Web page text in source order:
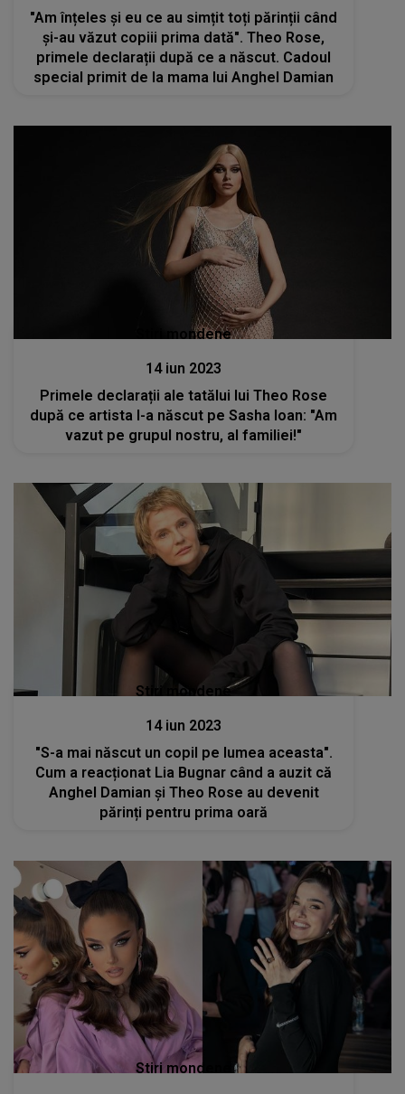
"Am înțeles și eu ce au simțit toți părinții când
și-au văzut copiii prima dată". Theo Rose,
primele declarații după ce a născut. Cadoul
special primit de la mama lui Anghel Damian
Stiri mondene
14 iun 2023
Primele declarații ale tatălui lui Theo Rose
după ce artista l-a născut pe Sasha Ioan: "Am
vazut pe grupul nostru, al familiei!"
Stiri mondene
14 iun 2023
"S-a mai născut un copil pe lumea aceasta".
Cum a reacționat Lia Bugnar când a auzit că
Anghel Damian și Theo Rose au devenit
părinți pentru prima oară
Stiri mondene